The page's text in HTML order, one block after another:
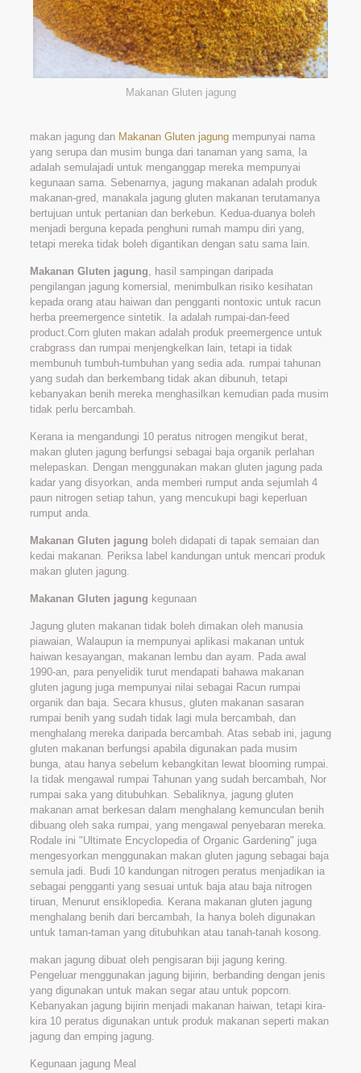
Makanan Gluten jagung
makan jagung dan Makanan Gluten jagungmempunyai nama
yang serupa dan musim bunga dari tanaman yang sama, Ia
adalah semulajadi untuk menganggap mereka mempunyai
kegunaan sama. Sebenarnya, jagung makanan adalah produk
makanan-gred, manakala jagung gluten makanan terutamanya
bertujuan untuk pertanian dan berkebun. Kedua-duanya boleh
menjadi berguna kepada penghuni rumah mampu diri yang,
tetapi mereka tidak boleh digantikan dengan satu sama lain.
Makanan Gluten jagung, hasil sampingan daripada
pengilangan jagung komersial, menimbulkan risiko kesihatan
kepada orang atau haiwan dan pengganti nontoxic untuk racun
herba preemergence sintetik. Ia adalah rumpai-dan-feed
product.Corn gluten makan adalah produk preemergence untuk
crabgrass dan rumpai menjengkelkan lain, tetapi ia tidak
membunuh tumbuh-tumbuhan yang sedia ada. rumpai tahunan
yang sudah dan berkembang tidak akan dibunuh, tetapi
kebanyakan benih mereka menghasilkan kemudian pada musim
tidak perlu bercambah.
Kerana ia mengandungi 10 peratus nitrogen mengikut berat,
makan gluten jagung berfungsi sebagai baja organik perlahan
melepaskan. Dengan menggunakan makan gluten jagung pada
kadar yang disyorkan, anda memberi rumput anda sejumlah 4
paun nitrogen setiap tahun, yang mencukupi bagi keperluan
rumput anda.
Makanan Gluten jagung boleh didapati di tapak semaian dan
kedai makanan. Periksa label kandungan untuk mencari produk
makan gluten jagung.
Makanan Gluten jagung kegunaan
Jagung gluten makanan tidak boleh dimakan oleh manusia
piawaian, Walaupun ia mempunyai aplikasi makanan untuk
haiwan kesayangan, makanan lembu dan ayam. Pada awal
1990-an, para penyelidik turut mendapati bahawa makanan
gluten jagung juga mempunyai nilai sebagai Racun rumpai
organik dan baja. Secara khusus, gluten makanan sasaran
rumpai benih yang sudah tidak lagi mula bercambah, dan
menghalang mereka daripada bercambah. Atas sebab ini, jagung
gluten makanan berfungsi apabila digunakan pada musim
bunga, atau hanya sebelum kebangkitan lewat blooming rumpai.
Ia tidak mengawal rumpai Tahunan yang sudah bercambah, Nor
rumpai saka yang ditubuhkan. Sebaliknya, jagung gluten
makanan amat berkesan dalam menghalang kemunculan benih
dibuang oleh saka rumpai, yang mengawal penyebaran mereka.
Rodale ini "Ultimate Encyclopedia of Organic Gardening" juga
mengesyorkan menggunakan makan gluten jagung sebagai baja
semula jadi. Budi 10 kandungan nitrogen peratus menjadikan ia
sebagai pengganti yang sesuai untuk baja atau baja nitrogen
tiruan, Menurut ensiklopedia. Kerana makanan gluten jagung
menghalang benih dari bercambah, Ia hanya boleh digunakan
untuk taman-taman yang ditubuhkan atau tanah-tanah kosong.
makan jagung dibuat oleh pengisaran biji jagung kering.
Pengeluar menggunakan jagung bijirin, berbanding dengan jenis
yang digunakan untuk makan segar atau untuk popcorn.
Kebanyakan jagung bijirin menjadi makanan haiwan, tetapi kira-
kira 10 peratus digunakan untuk produk makanan seperti makan
jagung dan emping jagung.
Kegunaan jagung Meal